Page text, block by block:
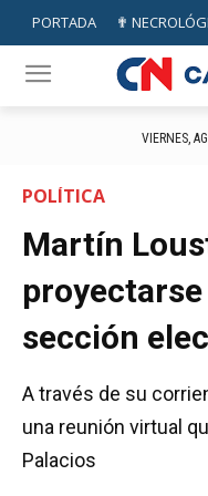
PORTADA ✟
VIERNES,
POLÍTICA
Martín
sección
A través de su
una reunión virtual
Palacios